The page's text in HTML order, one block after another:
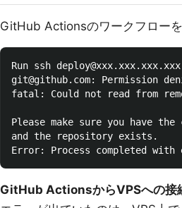
GitHub Actionsのワークフロー
Run ssh
git@github.com: Permission
fatal: Could not read from
Please make sure you have
and the repository exists.
GitHub ActionsからVPSへの接